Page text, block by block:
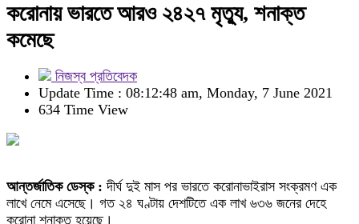
করোনায় ভারতে আরও ২৪২৭ মৃত্যু, শনাক্ত
কমেছে
নিজস্ব প্রতিবেদক
Update Time : 08:12:48 am, Monday, 7 June 2021
634 Time View
আন্তর্জাতিক ডেস্ক : দীর্ঘ দুই মাস পর ভারতে করোনাভাইরাস সংক্রমণ এক
লাখে নেমে এসেছে। গত ২৪ ঘণ্টায় দেশটিতে এক লাখ ৬৩৬ জনের দেহে
করোনা শনাক্ত হয়েছে।